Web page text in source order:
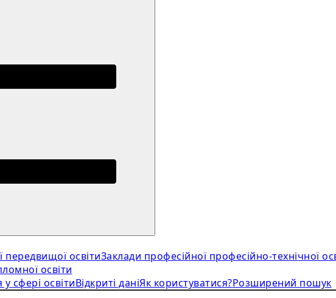
передвищої освітиЗаклади професійної професійно-технічної
освіти
сфері освітиВідкриті даніЯк користуватися?Розширений пошук